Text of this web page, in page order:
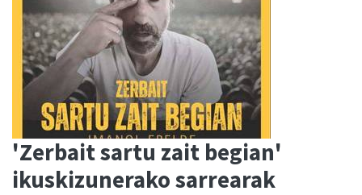
'Zerbait sartu zait begian'
ikuskizunerako sarrearak